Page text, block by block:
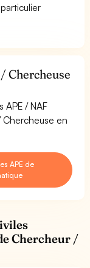
Chercheuse
APE / NAF
en
APE de
Chercheur /